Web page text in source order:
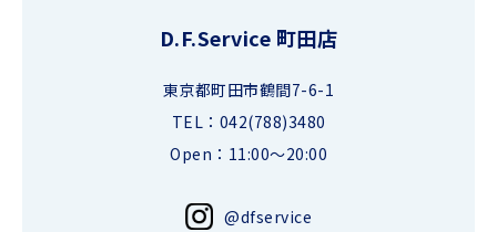
D.F.Service 町田店
東京都町田市鶴間7-6-1
TEL：042(788)3480
Open：11:00～20:00
@dfservice